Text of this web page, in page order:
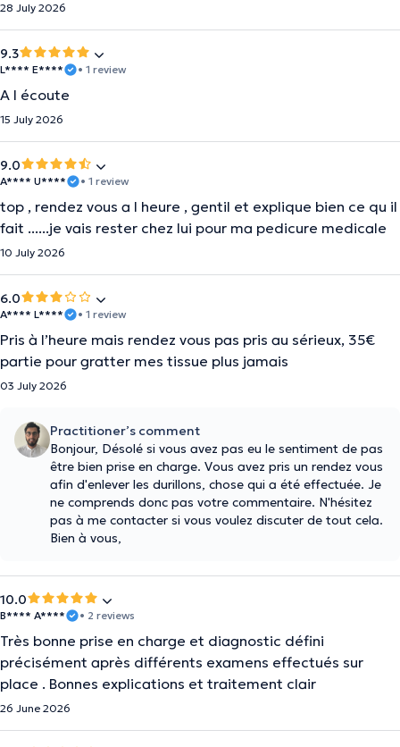
28 July 2026
9.3
L**** E**** • 1 review
A l écoute
15 July 2026
9.0
A**** U**** • 1 review
top , rendez vous a l heure , gentil et explique bien ce qu il
fait ......je vais rester chez lui pour ma pedicure medicale
10 July 2026
6.0
A**** L**** • 1 review
Pris à l’heure mais rendez vous pas pris au sérieux, 35€
partie pour gratter mes tissue plus jamais
03 July 2026
Practitioner’s comment
Bonjour, Désolé si vous avez pas eu le sentiment de pas
être bien prise en charge. Vous avez pris un rendez vous
afin d'enlever les durillons, chose qui a été effectuée. Je
ne comprends donc pas votre commentaire. N'hésitez
pas à me contacter si vous voulez discuter de tout cela.
Bien à vous,
10.0
B**** A**** • 2 reviews
Très bonne prise en charge et diagnostic défini
précisément après différents examens effectués sur
place . Bonnes explications et traitement clair
26 June 2026